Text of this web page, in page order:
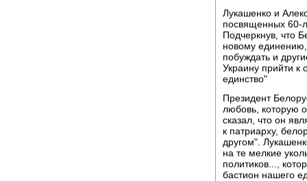
Лукашенко и
посвященных 60-
Подчеркнув, что
новому
побуждать и
Украину прийти к
единство"
Президент
любовь, которую
сказал, что он
к патриарху,
другом".
на те мелкие
политиков...,
бастион нашего